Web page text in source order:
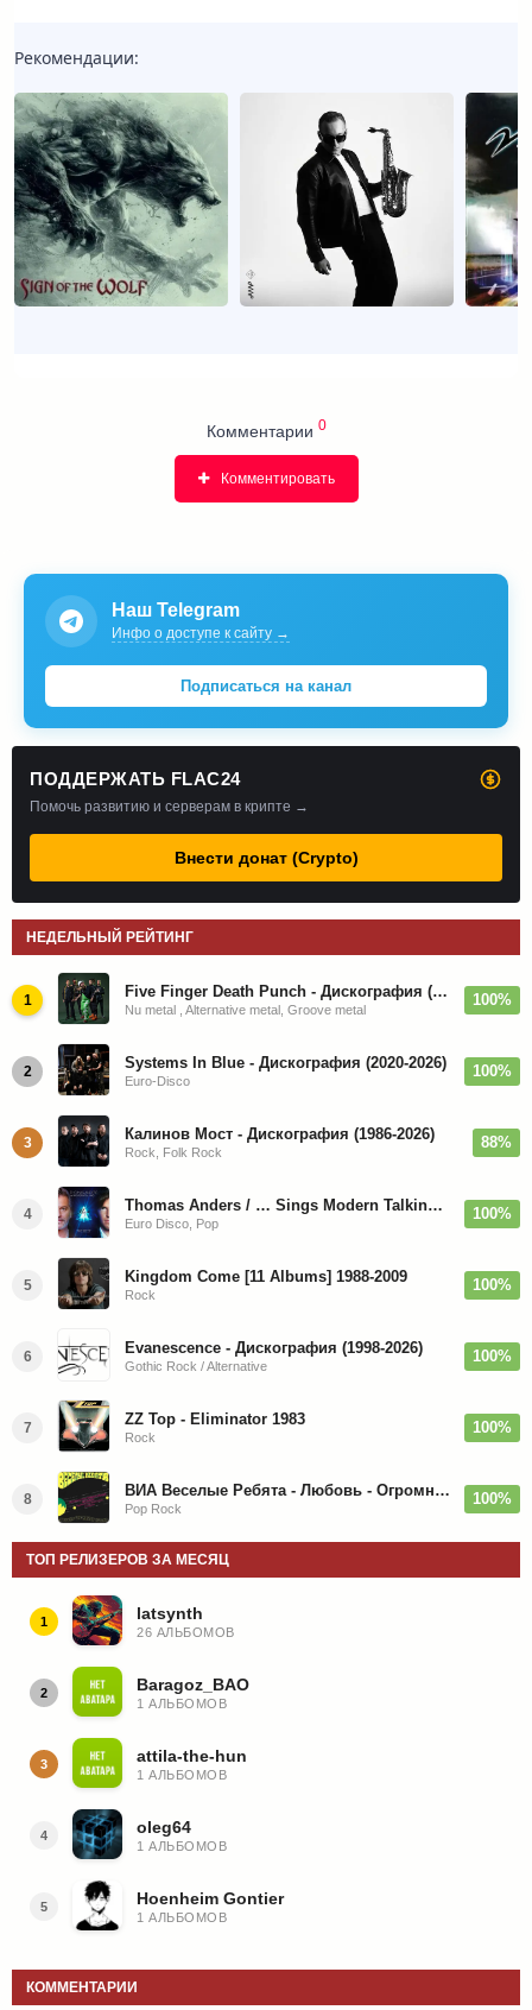
Рекомендации:
Комментарии 0
Комментировать
Наш Telegram
Инфо о доступе к сайту →
Подписаться на канал
ПОДДЕРЖАТЬ FLAC24
Помочь развитию и серверам в крипте →
Внести донат (Crypto)
НЕДЕЛЬНЫЙ РЕЙТИНГ
1 Five Finger Death Punch - Дискография (2008-2026)
Nu metal , Alternative metal, Groove metal
100%
2 Systems In Blue - Дискография (2020-2026)
Euro-Disco
100%
3 Калинов Мост - Дискография (1986-2026)
Rock, Folk Rock
88%
4 Thomas Anders / … Sings Modern Talking: The Best hi-res
Euro Disco, Pop
100%
5 Kingdom Come [11 Albums] 1988-2009
Rock
100%
6 Evanescence - Дискография (1998-2026)
Gothic Rock / Alternative
100%
7 ZZ Top - Eliminator 1983
Rock
100%
8 ВИА Веселые Ребята - Любовь - Огромная Страна - 1974/2026
Pop Rock
100%
ТОП РЕЛИЗЕРОВ ЗА МЕСЯЦ
1 latsynth
26 АЛЬБОМОВ
2 Baragoz_BAO
1 АЛЬБОМОВ
3 attila-the-hun
1 АЛЬБОМОВ
4 oleg64
1 АЛЬБОМОВ
5 Hoenheim Gontier
1 АЛЬБОМОВ
КОММЕНТАРИИ